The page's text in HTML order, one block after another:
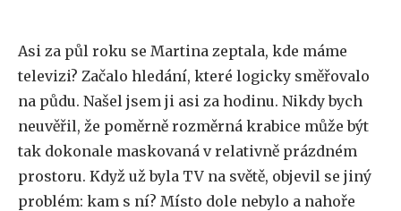
Asi za půl roku se Martina zeptala, kde máme
televizi? Začalo hledání, které logicky směřovalo
na půdu. Našel jsem ji asi za hodinu. Nikdy bych
neuvěřil, že poměrně rozměrná krabice může být
tak dokonale maskovaná v relativně prázdném
prostoru. Když už byla TV na světě, objevil se jiný
problém: kam s ní? Místo dole nebylo a nahoře